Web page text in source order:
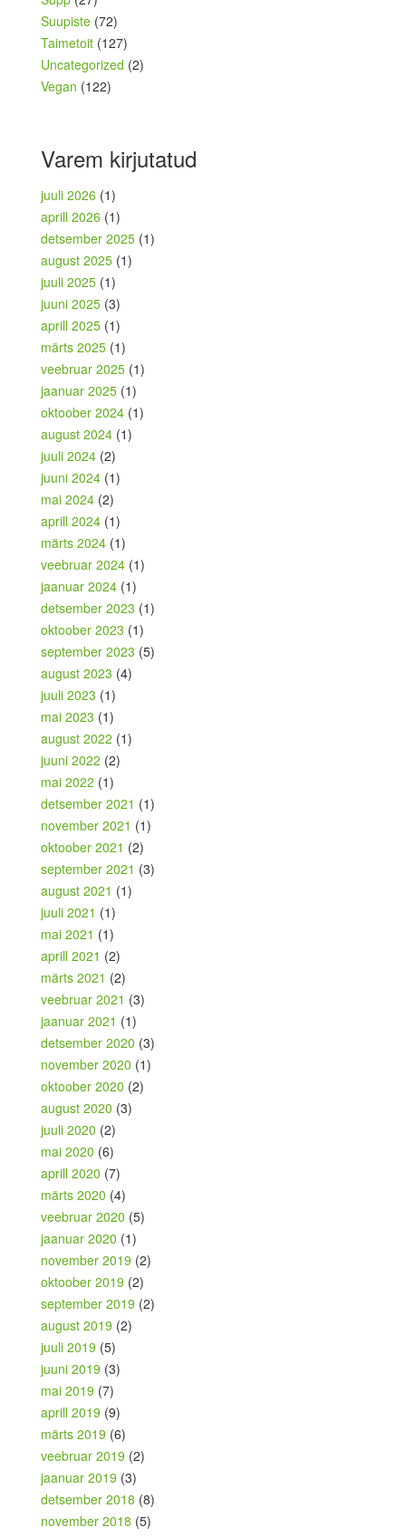
Suupiste (72)
Taimetoit (127)
Uncategorized (2)
Vegan (122)
Varem kirjutatud
juuli 2026 (1)
aprill 2026 (1)
detsember 2025 (1)
august 2025 (1)
juuli 2025 (1)
juuni 2025 (3)
aprill 2025 (1)
märts 2025 (1)
veebruar 2025 (1)
jaanuar 2025 (1)
oktoober 2024 (1)
august 2024 (1)
juuli 2024 (2)
juuni 2024 (1)
mai 2024 (2)
aprill 2024 (1)
märts 2024 (1)
veebruar 2024 (1)
jaanuar 2024 (1)
detsember 2023 (1)
oktoober 2023 (1)
september 2023 (5)
august 2023 (4)
juuli 2023 (1)
mai 2023 (1)
august 2022 (1)
juuni 2022 (2)
mai 2022 (1)
detsember 2021 (1)
november 2021 (1)
oktoober 2021 (2)
september 2021 (3)
august 2021 (1)
juuli 2021 (1)
mai 2021 (1)
aprill 2021 (2)
märts 2021 (2)
veebruar 2021 (3)
jaanuar 2021 (1)
detsember 2020 (3)
november 2020 (1)
oktoober 2020 (2)
august 2020 (3)
juuli 2020 (2)
mai 2020 (6)
aprill 2020 (7)
märts 2020 (4)
veebruar 2020 (5)
jaanuar 2020 (1)
november 2019 (2)
oktoober 2019 (2)
september 2019 (2)
august 2019 (2)
juuli 2019 (5)
juuni 2019 (3)
mai 2019 (7)
aprill 2019 (9)
märts 2019 (6)
veebruar 2019 (2)
jaanuar 2019 (3)
detsember 2018 (8)
november 2018 (5)